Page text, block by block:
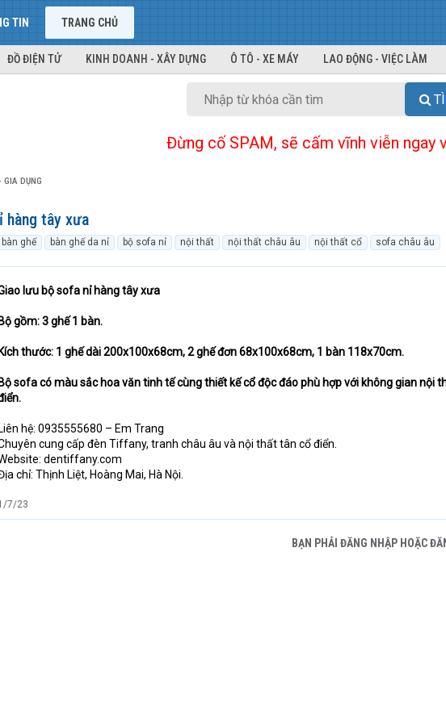
TIN TRANG CHỦ
ĐỒ ĐIỆN TỬ KINH DOANH - XÂY DỰNG Ô TÔ - XE MÁY LAO ĐỘNG - VIỆC LÀM
Đừng cố SPAM, sẽ cấm vĩnh viễn ngay
GIA DỤNG
hàng tây xưa
bàn ghế bàn ghế da nỉ bộ sofa nỉ nội thất nội thất châu âu nội thất cổ sofa châu âu
lưu bộ sofa nỉ hàng tây xưa
Bộ gồm: 3 ghế 1 bàn.
Kích thước: 1 ghế dài 200x100x68cm, 2 ghế đơn 68x100x68cm, 1 bàn 118x70cm.
Bộ sofa có màu sắc hoa văn tinh tế cùng thiết kế cổ độc đáo phù hợp với không gian nội
Liên hệ: 0935555680 – Em Trang
cung cấp đèn Tiffany, tranh châu âu và nội thất tân cổ điển.
dentiffany.com
chỉ: Thịnh Liệt, Hoàng Mai, Hà Nội.
7/23
BẠN PHẢI ĐĂNG NHẬP HOẶC